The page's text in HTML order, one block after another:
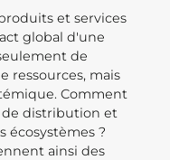
et services
global d'une
de
ressources, mais
Comment
distribution et
écosystèmes ?
ainsi des